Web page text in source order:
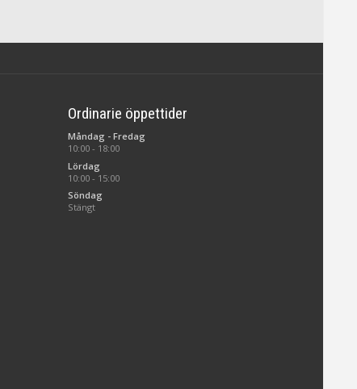
Ordinarie öppettider
Måndag - Fredag
10:00 - 18:00
Lördag
10:00 - 15:00
Söndag
Stängt